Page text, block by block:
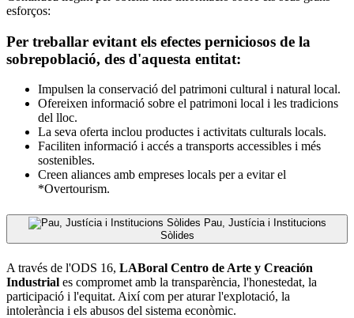
esforços:
Per treballar evitant els efectes perniciosos de la
sobrepoblació, des d'aquesta entitat:
Impulsen la conservació del patrimoni cultural i natural local.
Ofereixen informació sobre el patrimoni local i les tradicions
del lloc.
La seva oferta inclou productes i activitats culturals locals.
Faciliten informació i accés a transports accessibles i més
sostenibles.
Creen aliances amb empreses locals per a evitar el
*Overtourism.
Pau, Justícia i Institucions
Sòlides
A través de l'ODS 16, LABoral Centro de Arte y Creación
Industrial es compromet amb la transparència, l'honestedat, la
participació i l'equitat. Així com per aturar l'explotació, la
intolerància i els abusos del sistema econòmic.